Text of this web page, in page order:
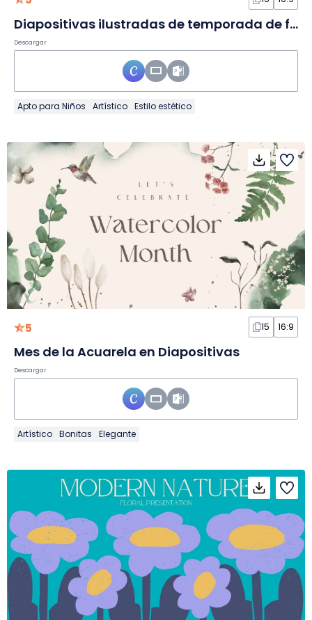
Diapositivas ilustradas de temporada de flor de cerezo
Descargar
Apto para Niños Artístico Estilo estético
5 15 16:9
Mes de la Acuarela en Diapositivas
Descargar
Artístico Bonitas Elegante